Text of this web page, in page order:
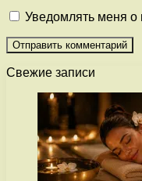
Уведомлять меня о
Свежие записи